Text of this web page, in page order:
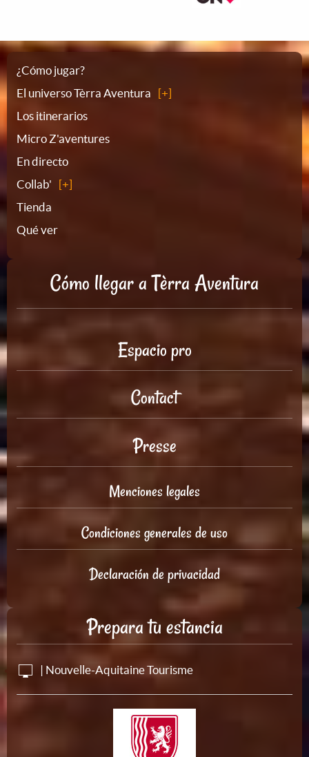
Plano
del
sitio
¿Cómo jugar?
El universo Tèrra Aventura
Los itinerarios
Micro Z'aventures
En directo
Collab'
Tienda
Qué ver
Cómo llegar a Tèrra Aventura
Espacio pro
Contact
Presse
Menciones legales
Condiciones generales de uso
Declaración de privacidad
Prepara tu estancia
| Nouvelle-Aquitaine Tourisme